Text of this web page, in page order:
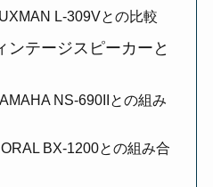
L-309Vとの比較
ンテージスピーカーと
NS-690IIとの組み
BX-1200との組み合